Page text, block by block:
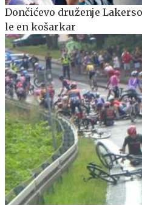
Dončićevo druženje
le en košarkar